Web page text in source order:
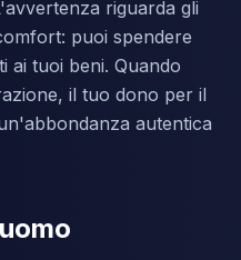
riguarda gli
puoi spendere
ai tuoi beni. Quando
il tuo dono per il
autentica